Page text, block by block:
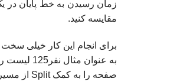
مقایسه کنید.
صفحه را به کمک Split از مسیر زیر به دو بخش تقسیم می کنیم: